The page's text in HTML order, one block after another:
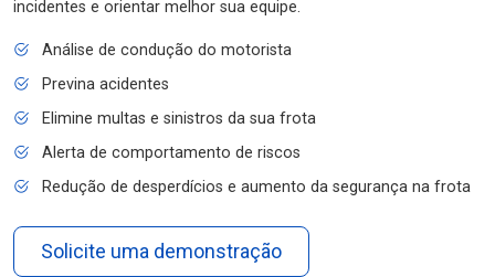
incidentes e orientar melhor sua equipe.
Análise de condução do motorista
Previna acidentes
Elimine multas e sinistros da sua frota
Alerta de comportamento de riscos
Redução de desperdícios e aumento da segurança na frota
Solicite uma demonstração